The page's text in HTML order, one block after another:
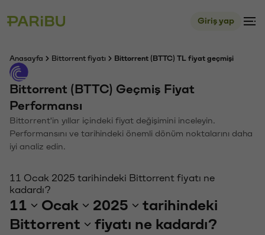
Giriş yap
Anasayfa Bittorrent fiyatı Bittorrent (BTTC) TL fiyat geçmişi
Bittorrent (BTTC) Geçmiş Fiyat
Performansı
Bittorrent'in yıllar içindeki fiyat değişimini inceleyin.
Performansını ve tarihindeki önemli dönüm noktalarını daha
iyi analiz edin.
11 Ocak 2025 tarihindeki Bittorrent fiyatı ne
kadardı?
11 Ocak 2025
tarihindeki
Bittorrent
fiyatı ne kadardı?